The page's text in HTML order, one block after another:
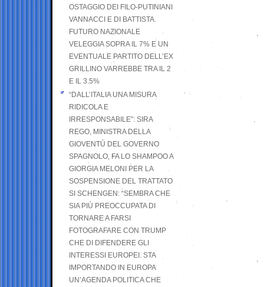
OSTAGGIO DEI FILO-PUTINIANI
VANNACCI E DI BATTISTA.
FUTURO NAZIONALE
VELEGGIA SOPRA IL 7% E UN
EVENTUALE PARTITO DELL’EX
GRILLINO VARREBBE TRA IL 2
E IL 3.5%
“DALL’ITALIA UNA MISURA
RIDICOLA E
IRRESPONSABILE”: SIRA
REGO, MINISTRA DELLA
GIOVENTÙ DEL GOVERNO
SPAGNOLO, FA LO SHAMPOO A
GIORGIA MELONI PER LA
SOSPENSIONE DEL TRATTATO
SI SCHENGEN: “SEMBRA CHE
SIA PIÙ PREOCCUPATA DI
TORNARE A FARSI
FOTOGRAFARE CON TRUMP
CHE DI DIFENDERE GLI
INTERESSI EUROPEI. STA
IMPORTANDO IN EUROPA
UN’AGENDA POLITICA CHE